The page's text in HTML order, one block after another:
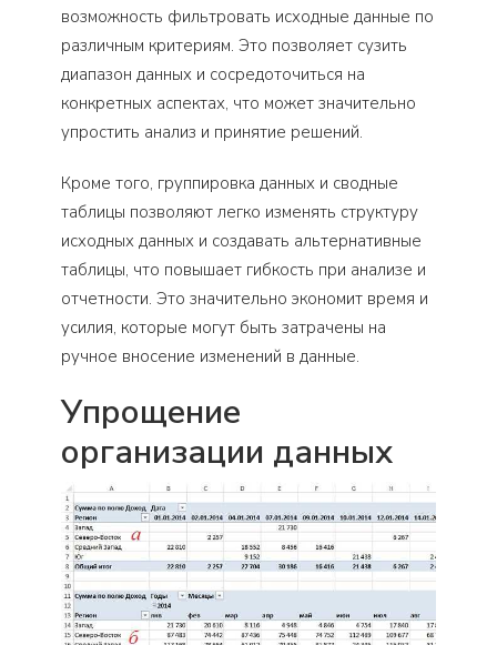
возможность фильтровать исходные данные по
различным критериям. Это позволяет сузить
диапазон данных и сосредоточиться на
конкретных аспектах, что может значительно
упростить анализ и принятие решений.
Кроме того, группировка данных и сводные
таблицы позволяют легко изменять структуру
исходных данных и создавать альтернативные
таблицы, что повышает гибкость при анализе и
отчетности. Это значительно экономит время и
усилия, которые могут быть затрачены на
ручное вносение изменений в данные.
Упрощение
организации данных